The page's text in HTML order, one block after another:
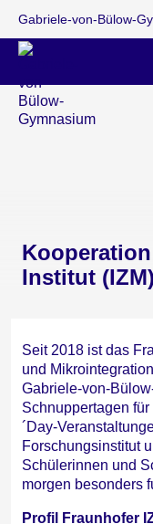
Gabriele-von-Bülow-
Institut (IZM)
Seit 2018 ist das
und
Gabriele-von-
Schnuppertagen
´Day-
Forschungsinstitut
Schülerinnen und
morgen besonders
Profil Fraunhofer